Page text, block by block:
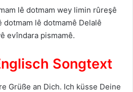
lê dotmam wey limin rûreşê
dotmam lê dotmamê Delalê
evîndara pismamê.
Songtext
Grüße an Dich. Ich küsse Deine